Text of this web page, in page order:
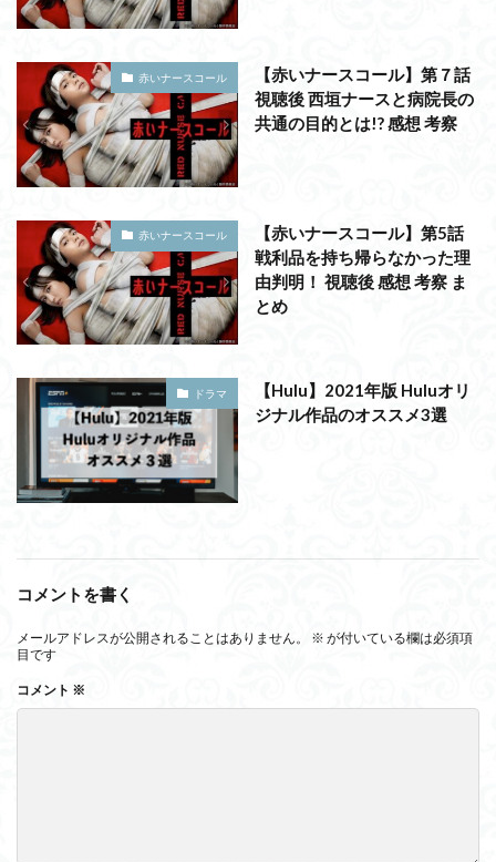
赤いナースコール
【赤いナースコール】第７話
視聴後 西垣ナースと病院長の
共通の目的とは!? 感想 考察
赤いナースコール
【赤いナースコール】第5話
戦利品を持ち帰らなかった理
由判明！ 視聴後 感想 考察 ま
とめ
ドラマ
【Hulu】2021年版 Huluオリ
ジナル作品のオススメ3選
コメントを書く
メールアドレスが公開されることはありません。 ※ が付いている欄は必須項
目です
コメント ※